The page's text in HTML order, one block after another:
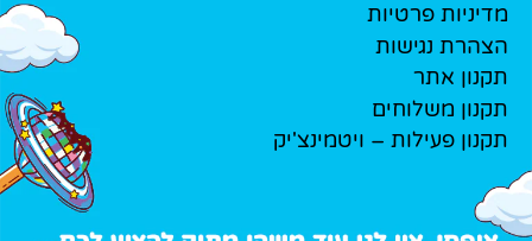
מדיניות פרטיות
הצהרת נגישות
תקנון אתר
תקנון משלוחים
תקנון פעילות – ויטמינצ'יק